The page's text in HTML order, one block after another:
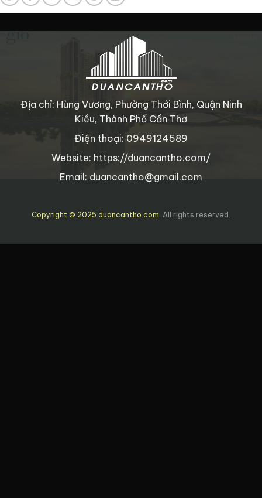
Địa chỉ: Hùng Vương, Phường Thới Bình, Quận Ninh
Kiều, Thành Phố Cần Thơ
Điện thoại: 0949124589
Website: https://duancantho.com/
Email: duancantho@gmail.com
Copyright © 2025 duancantho.com . All rights reserved.